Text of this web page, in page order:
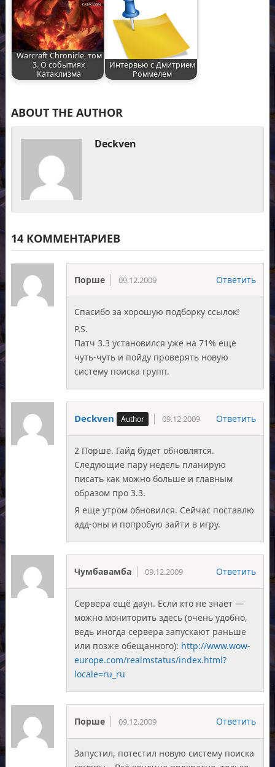
Warcraft Chronicle, том
3. О событиях
Катаклизма
Интервью с Дмитрием
Роммелем
ABOUT THE AUTHOR
Deckven
14 КОММЕНТАРИЕВ
Порше 09.12.2009 Ответить
Спасибо за хорошую подборку ссылок!
P.S.
Патч 3.3 установился уже на 71% еще
чуть-чуть и пойду проверять новую
систему поиска групп.
Deckven 09.12.2009 Ответить
2 Порше. Гайд будет обновлятся.
Следующие пару недель планирую
писать как можно больше и главным
образом про 3.3.
Я еще утром обновился. Сейчас поставлю
адд-оны и попробую зайти в игру.
Чумбавамба 09.12.2009 Ответить
Сервера ещё даун. Если кто не знает —
можно мониторить здесь (очень удобно,
ведь иногда сервера запускают раньше
или позже обещанного): http://www.wow-
europe.com/realmstatus/index.html?
locale=ru_ru
Порше 09.12.2009 Ответить
Запустил, потестил новую систему поиска